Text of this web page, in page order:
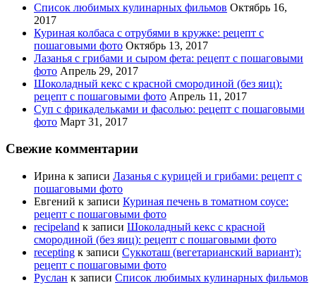
Список любимых кулинарных фильмов Октябрь 16,
2017
Куриная колбаса с отрубями в кружке: рецепт с
пошаговыми фото Октябрь 13, 2017
Лазанья с грибами и сыром фета: рецепт с пошаговыми
фото Апрель 29, 2017
Шоколадный кекс с красной смородиной (без яиц):
рецепт с пошаговыми фото Апрель 11, 2017
Суп с фрикадельками и фасолью: рецепт с пошаговыми
фото Март 31, 2017
Свежие комментарии
Ирина к записи Лазанья с курицей и грибами: рецепт с
пошаговыми фото
Евгений к записи Куриная печень в томатном соусе:
рецепт с пошаговыми фото
recipeland к записи Шоколадный кекс с красной
смородиной (без яиц): рецепт с пошаговыми фото
recepting к записи Суккоташ (вегетарианский вариант):
рецепт с пошаговыми фото
Руслан к записи Список любимых кулинарных фильмов